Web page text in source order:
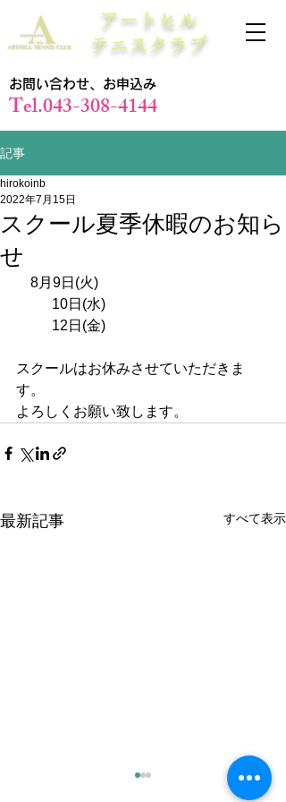
アートヒル
テニスクラブ
お問い合わせ、お申込み
Tel.043-308-4144
記事
スクール夏季休暇のお知ら
せ
hirokoinb
2022年7月15日
8月9日(火)
          10日(水)
          12日(金)
スクールはお休みさせていただきま
す。
よろしくお願い致します。
最新記事 すべて表示
8月の金曜日のレッスンの